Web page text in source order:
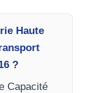
Haute
?
Capacité